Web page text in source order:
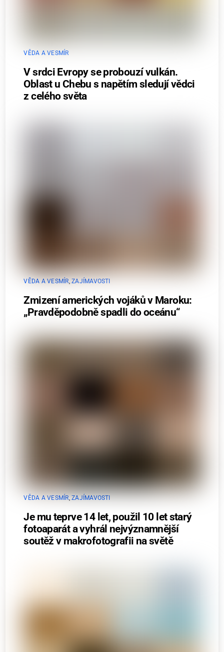
VĚDA A VESMÍR
V srdci Evropy se probouzí vulkán.
Oblast u Chebu s napětím sledují vědci
z celého světa
VĚDA A VESMÍR,ZAJÍMAVOSTI
Zmizení amerických vojáků v Maroku:
„Pravděpodobně spadli do oceánu“
VĚDA A VESMÍR,ZAJÍMAVOSTI
Je mu teprve 14 let, použil 10 let starý
fotoaparát a vyhrál nejvýznamnější
soutěž v makrofotografii na světě